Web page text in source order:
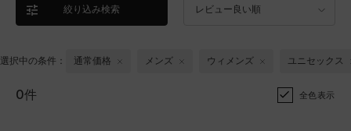
絞り込み検索 レビュー良い順
選択中の条件： 通常価格 メンズ ウィメンズ ユニセックス
0件 全色表示